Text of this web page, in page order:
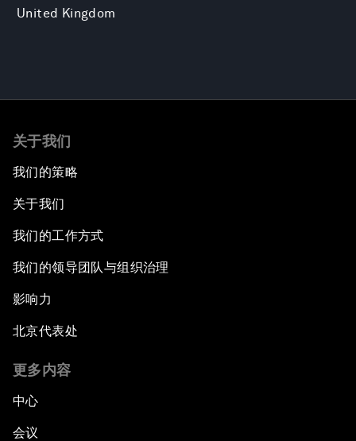
United Kingdom
关于我们
我们的策略
关于我们
我们的工作方式
我们的领导团队与组织治理
影响力
北京代表处
更多内容
中心
会议